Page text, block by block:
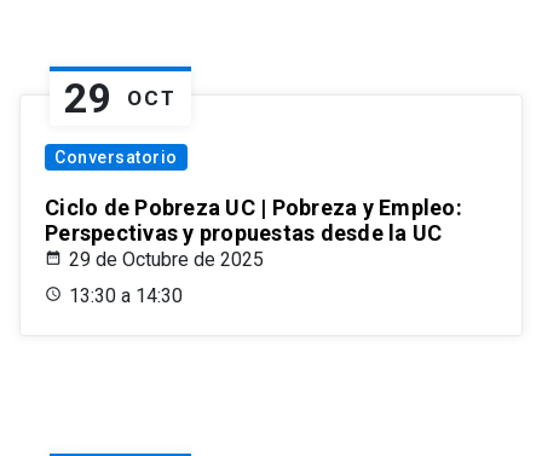
29 OCT
Conversatorio
Ciclo de Pobreza UC | Pobreza y Empleo:
Perspectivas y propuestas desde la UC
29 de Octubre de 2025
13:30 a 14:30